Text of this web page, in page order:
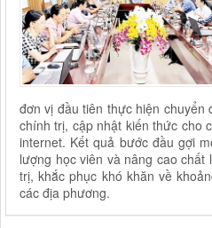
đơn vị đầu tiên thực hiện chuyển
chính trị, cập nhật kiến thức cho
internet. Kết quả bước đầu gợi
lượng học viên và nâng cao
trị, khắc phục khó khăn về
các địa phương.